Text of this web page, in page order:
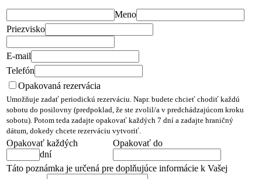
Meno
Priezvisko
E-mail
Telefón
Opakovaná rezervácia
Umožňuje zadať periodickú rezerváciu. Napr. budete chcieť chodiť každú
sobotu do posilovny (predpoklad, že ste zvolil/a v predchádzajúcom kroku
sobotu). Potom teda zadajte opakovať každých 7 dní a zadajte hraničný
dátum, dokedy chcete rezerváciu vytvoriť.
Opakovať každých
dní
Opakovať do
Táto poznámka je určená pre doplňujúce informácie k Vašej